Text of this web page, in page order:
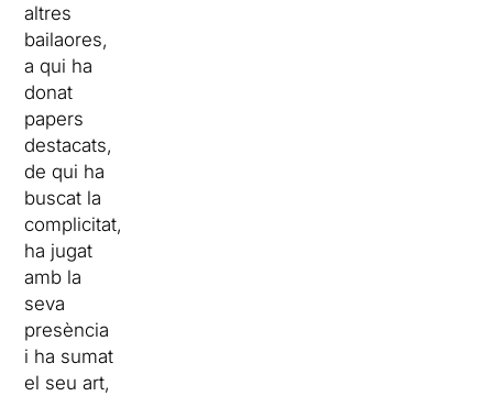
altres
bailaores,
a qui ha
donat
papers
destacats,
de qui ha
buscat la
complicitat,
ha jugat
amb la
seva
presència
i ha sumat
el seu art,